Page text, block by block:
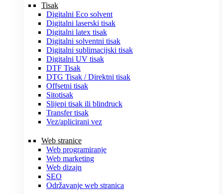
Tisak
Digitalni Eco solvent
Digitalni laserski tisak
Digitalni latex tisak
Digitalni solventni tisak
Digitalni sublimacijski tisak
Digitalni UV tisak
DTF Tisak
DTG Tisak / Direktni tisak
Offsetni tisak
Sitotisak
Slijepi tisak ili blindruck
Transfer tisak
Vez/aplicirani vez
Web stranice
Web programiranje
Web marketing
Web dizajn
SEO
Održavanje web stranica